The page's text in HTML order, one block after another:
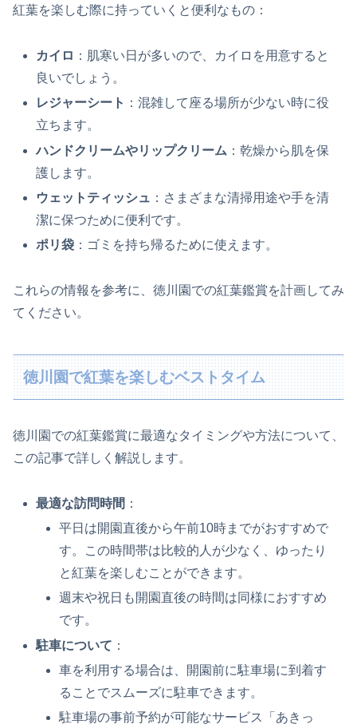
紅葉を楽しむ際に持っていくと便利なもの：
カイロ ：肌寒い日が多いので、カイロを用意すると
良いでしょう。
レジャーシート ：混雑して座る場所が少ない時に役
立ちます。
ハンドクリームやリップクリーム ：乾燥から肌を保
護します。
ウェットティッシュ ：さまざまな清掃用途や手を清
潔に保つために便利です。
ポリ袋 ：ゴミを持ち帰るために使えます。
これらの情報を参考に、徳川園での紅葉鑑賞を計画してみ
てください。
徳川園で紅葉を楽しむベストタイム
徳川園での紅葉鑑賞に最適なタイミングや方法について、
この記事で詳しく解説します。
最適な訪問時間 ：
平日は開園直後から午前10時までがおすすめで
す。この時間帯は比較的人が少なく、ゆったり
と紅葉を楽しむことができます。
週末や祝日も開園直後の時間は同様におすすめ
です。
駐車について ：
車を利用する場合は、開園前に駐車場に到着す
ることでスムーズに駐車できます。
駐車場の事前予約が可能なサービス「あきっ